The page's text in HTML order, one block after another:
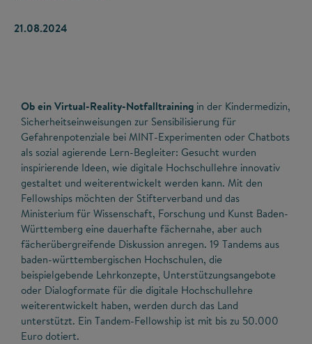
21.08.2024
Ob ein Virtual-Reality-Notfalltraining in der Kindermedizin,
Sicherheitseinweisungen zur Sensibilisierung für
Gefahrenpotenziale bei MINT-Experimenten oder Chatbots
als sozial agierende Lern-Begleiter: Gesucht wurden
inspirierende Ideen, wie digitale Hochschullehre innovativ
gestaltet und weiterentwickelt werden kann. Mit den
Fellowships möchten der Stifterverband und das
Ministerium für Wissenschaft, Forschung und Kunst Baden-
Württemberg eine dauerhafte fächernahe, aber auch
fächerübergreifende Diskussion anregen. 19 Tandems aus
baden-württembergischen Hochschulen, die
beispielgebende Lehrkonzepte, Unterstützungsangebote
oder Dialogformate für die digitale Hochschullehre
weiterentwickelt haben, werden durch das Land
unterstützt. Ein Tandem-Fellowship ist mit bis zu 50.000
Euro dotiert.